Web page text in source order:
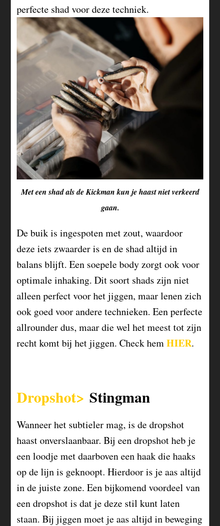
perfecte shad voor deze techniek.
Met een shad als de Kickman kun je haast niet verkeerd
gaan.
De buik is ingespoten met zout, waardoor
deze iets zwaarder is en de shad altijd in
balans blijft. Een soepele body zorgt ook voor
optimale inhaking. Dit soort shads zijn niet
alleen perfect voor het jiggen, maar lenen zich
ook goed voor andere technieken. Een perfecte
allrounder dus, maar die wel het meest tot zijn
recht komt bij het jiggen. Check hemHIER.
Dropshot> Stingman
Wanneer het subtieler mag, is de dropshot
haast onverslaanbaar. Bij een dropshot heb je
een loodje met daarboven een haak die haaks
op de lijn is geknoopt. Hierdoor is je aas altijd
in de juiste zone. Een bijkomend voordeel van
een dropshot is dat je deze stil kunt laten
staan. Bij jiggen moet je aas altijd in beweging